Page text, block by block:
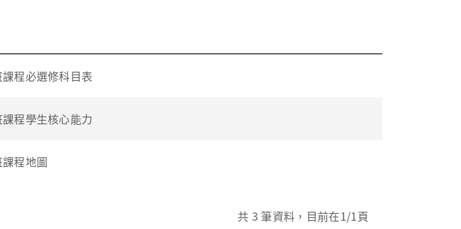
程必選修科目表
程學生核心能力
程地圖
共3 筆資料，目前在1/1頁